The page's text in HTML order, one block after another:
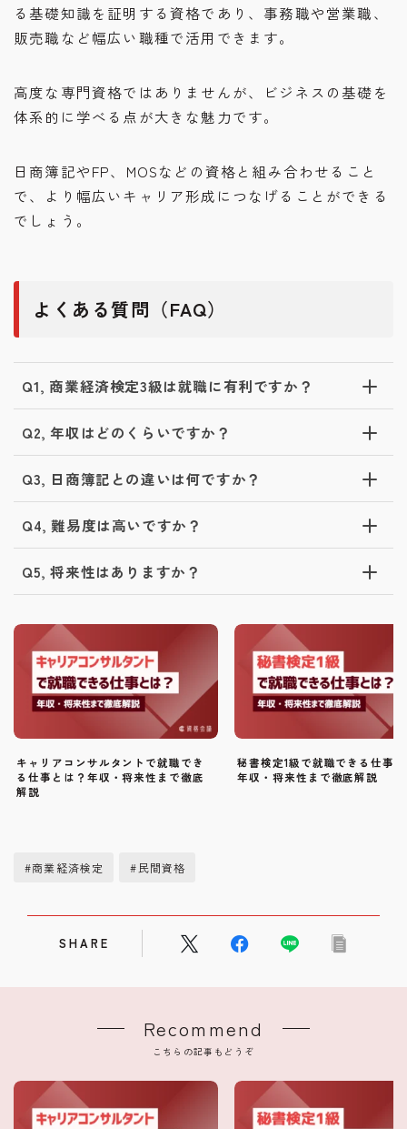
る基礎知識を証明する資格であり、事務職や営業職、
販売職など幅広い職種で活用できます。
高度な専門資格ではありませんが、ビジネスの基礎を
体系的に学べる点が大きな魅力です。
日商簿記やFP、MOSなどの資格と組み合わせること
で、より幅広いキャリア形成につなげることができる
でしょう。
よくある質問（FAQ）
Q1, 商業経済検定3級は就職に有利ですか？
Q2, 年収はどのくらいですか？
Q3, 日商簿記との違いは何ですか？
Q4, 難易度は高いですか？
Q5, 将来性はありますか？
キャリアコンサルタントで就職でき
る仕事とは？年収・将来性まで徹底
解説
秘書検定1級で就職できる仕事
年収・将来性まで徹底解説
#商業経済検定 #民間資格
SHARE
Recommend
こちらの記事もどうぞ